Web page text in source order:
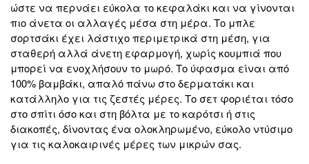
ώστε να περνάει εύκολα το κεφαλάκι και να γίνονται
πιο άνετα οι αλλαγές μέσα στη μέρα. Το μπλε
σορτσάκι έχει λάστιχο περιμετρικά στη μέση, για
σταθερή αλλά άνετη εφαρμογή, χωρίς κουμπιά που
μπορεί να ενοχλήσουν το μωρό. Το ύφασμα είναι από
100% βαμβάκι, απαλό πάνω στο δερματάκι και
κατάλληλο για τις ζεστές μέρες. Το σετ φοριέται τόσο
στο σπίτι όσο και στη βόλτα με το καρότσι ή στις
διακοπές, δίνοντας ένα ολοκληρωμένο, εύκολο ντύσιμο
για τις καλοκαιρινές μέρες των μικρών σας.